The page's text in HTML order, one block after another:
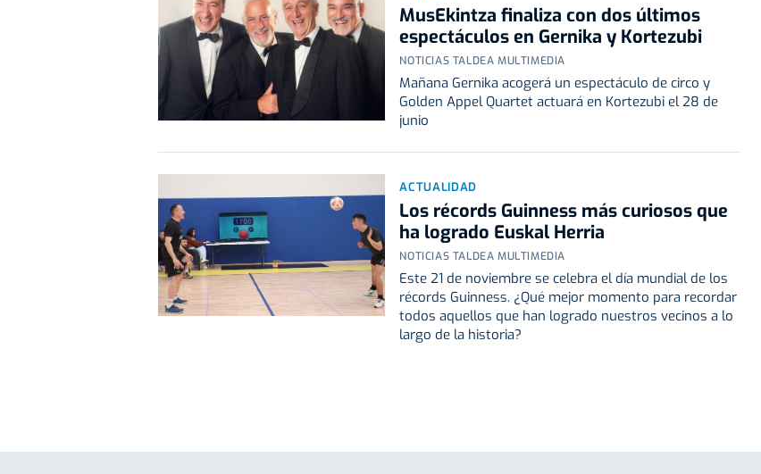
MusEkintza finaliza con dos últimos
espectáculos en Gernika y Kortezubi
NOTICIAS TALDEA MULTIMEDIA
Mañana Gernika acogerá un espectáculo de circo y
Golden Appel Quartet actuará en Kortezubi el 28 de
junio
ACTUALIDAD
Los récords Guinness más curiosos que
ha logrado Euskal Herria
NOTICIAS TALDEA MULTIMEDIA
Este 21 de noviembre se celebra el día mundial de los
récords Guinness. ¿Qué mejor momento para recordar
todos aquellos que han logrado nuestros vecinos a lo
largo de la historia?